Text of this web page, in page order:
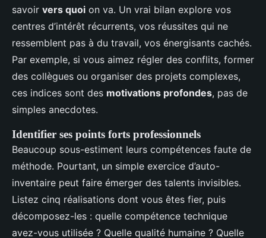
savoir vers quoi on va. Un vrai bilan explore vos
centres d’intérêt récurrents, vos réussites qui ne
ressemblent pas à du travail, vos énergisants cachés.
Par exemple, si vous aimez régler des conflits, former
des collègues ou organiser des projets complexes,
ces indices sont des motivations profondes, pas de
simples anecdotes.
Identifier ses points forts professionnels
Beaucoup sous-estiment leurs compétences faute de
méthode. Pourtant, un simple exercice d’auto-
inventaire peut faire émerger des talents invisibles.
Listez cinq réalisations dont vous êtes fier, puis
décomposez-les : quelle compétence technique
avez-vous utilisée ? Quelle qualité humaine ? Quelle